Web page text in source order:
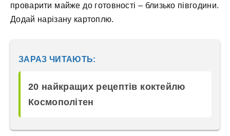
проварити майже до готовності – близько півгодини.
Додай нарізану картоплю.
ЗАРАЗ ЧИТАЮТЬ:
20 найкращих рецептів коктейлю
Космополітен